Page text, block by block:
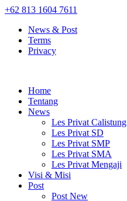
+62 813 1604 7611
News & Post
Terms
Privacy
Home
Tentang
News
Les Privat Calistung
Les Privat SD
Les Privat SMP
Les Privat SMA
Les Privat Mengaji
Visi & Misi
Post
Post New